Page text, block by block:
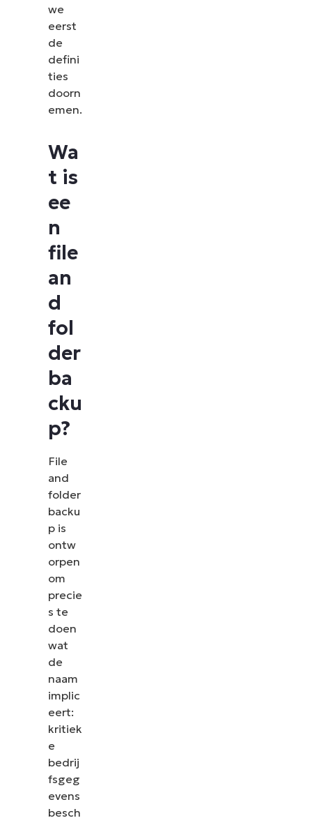
we
eerst
de
defini
ties
doorn
emen.
Wa
t is
ee
n
file
an
d
fol
der
ba
cku
p?
File
and
folder
backu
p is
ontw
orpen
om
precie
s te
doen
wat
de
naam
implic
eert:
kritiek
e
bedrij
fsgeg
evens
besch